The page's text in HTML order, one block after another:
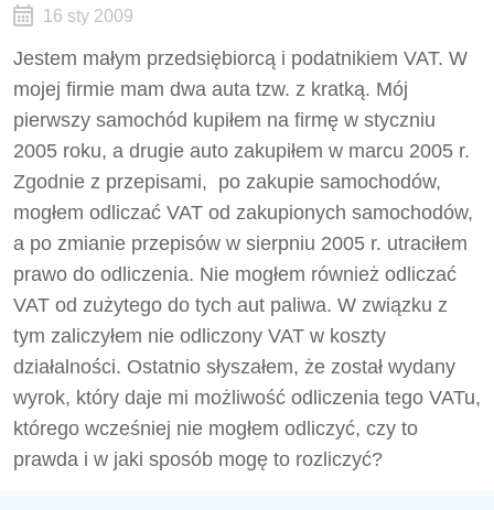
16 sty 2009
Jestem małym przedsiębiorcą i podatnikiem VAT. W
mojej firmie mam dwa auta tzw. z kratką. Mój
pierwszy samochód kupiłem na firmę w styczniu
2005 roku, a drugie auto zakupiłem w marcu 2005 r.
Zgodnie z przepisami, po zakupie samochodów,
mogłem odliczać VAT od zakupionych samochodów,
a po zmianie przepisów w sierpniu 2005 r. utraciłem
prawo do odliczenia. Nie mogłem również odliczać
VAT od zużytego do tych aut paliwa. W związku z
tym zaliczyłem nie odliczony VAT w koszty
działalności. Ostatnio słyszałem, że został wydany
wyrok, który daje mi możliwość odliczenia tego VATu,
którego wcześniej nie mogłem odliczyć, czy to
prawda i w jaki sposób mogę to rozliczyć?